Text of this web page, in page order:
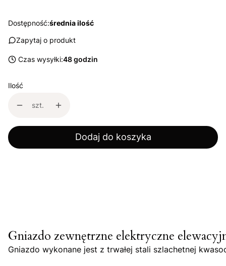
Dostępność:średnia ilość
Zapytaj o produkt
Czas wysyłki:48 godzin
Ilość
szt.
Dodaj do koszyka
Gniazdo zewnętrzne elektryczne
Gniazdo wykonane jest z trwałej stali szlachetnej